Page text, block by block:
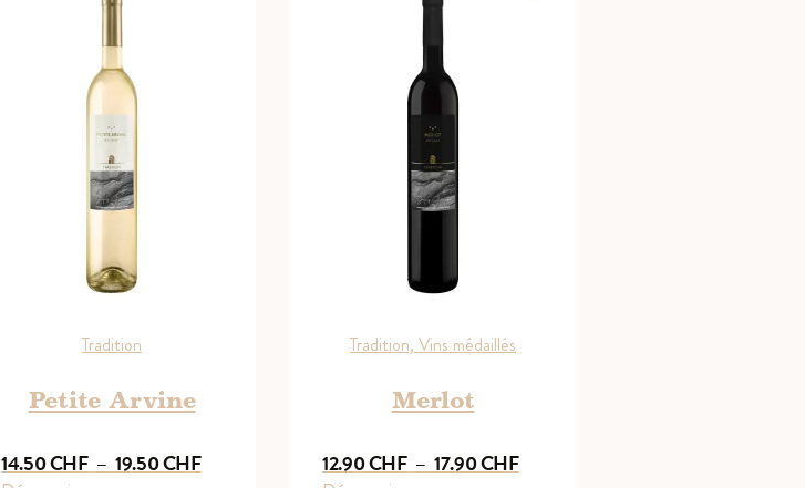
Tradition
Petite Arvine
14.50CHF – 19.50CHFPlage
Tradition, Vins médaillés
Merlot
12.90CHF – 17.90CHFPlage